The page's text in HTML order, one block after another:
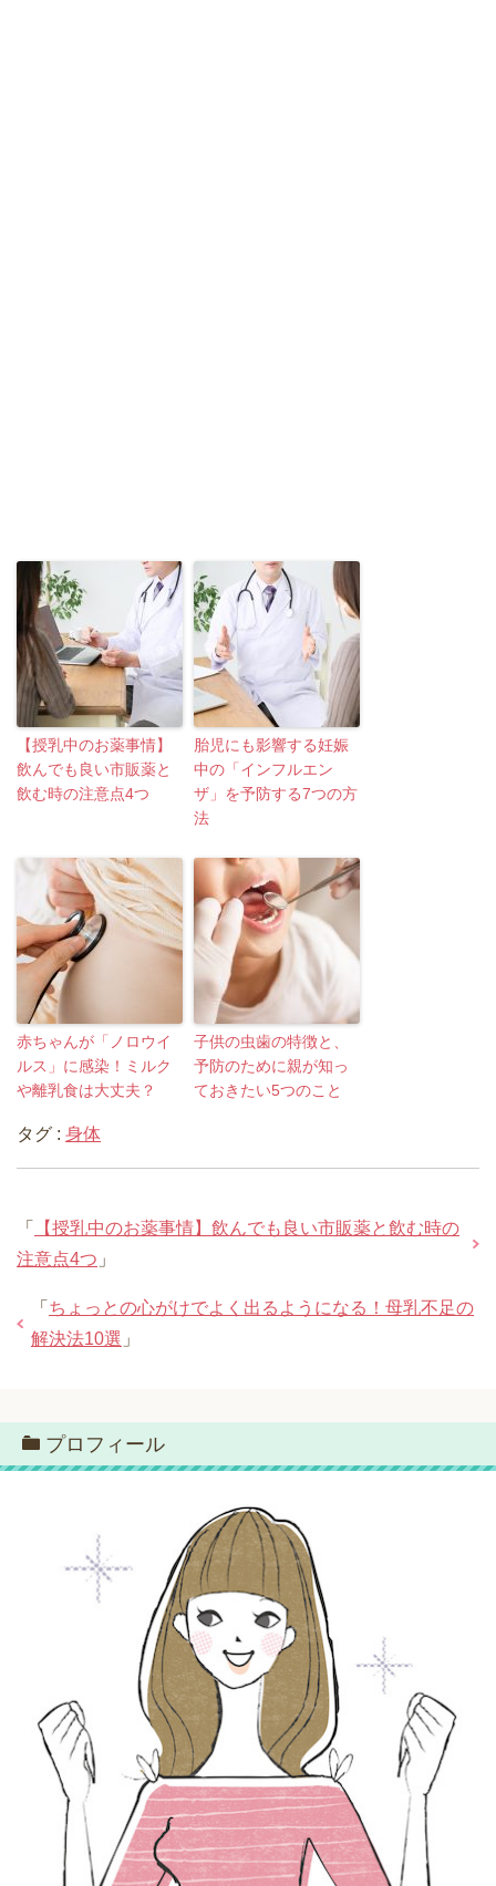
【授乳中のお薬事情】
飲んでも良い市販薬と
飲む時の注意点4つ
胎児にも影響する妊娠
中の「インフルエン
ザ」を予防する7つの方
法
赤ちゃんが「ノロウイ
ルス」に感染！ミルク
や離乳食は大丈夫？
子供の虫歯の特徴と、
予防のために親が知っ
ておきたい5つのこと
タグ : 身体
「
【授乳中のお薬事情】飲んでも良い市販薬と飲む時の
注意点4つ 」
「 ちょっとの心がけでよく出るようになる！母乳不足の
解決法10選 」
プロフィール